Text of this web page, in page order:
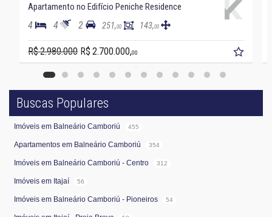
Apartamento no Edifício Peniche Residence
4 4 2 251,00 143,00
R$ 2.980.000 R$ 2.700.000,00
Buscas Populares
Imóveis em Balneário Camboriú 455
Apartamentos em Balneário Camboriú 354
Imóveis em Balneário Camboriú - Centro 312
Imóveis em Itajaí 56
Imóveis em Balneário Camboriú - Pioneiros 54